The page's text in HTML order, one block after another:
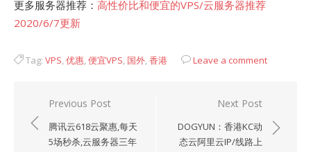
更多服务器推荐： 高性价比和便宜的VPS/云服务器推荐
2020/6/7更新
Tag: VPS,优惠,便宜VPS, 国外,香港 Leave a comment
章
Previous Post
腾讯云618云聚惠,每天
5场秒杀,云服务器三年
Next Post
DOGYUN：香港KC动
态云阿里云IP/线路上